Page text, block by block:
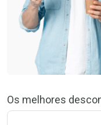
Os melhores